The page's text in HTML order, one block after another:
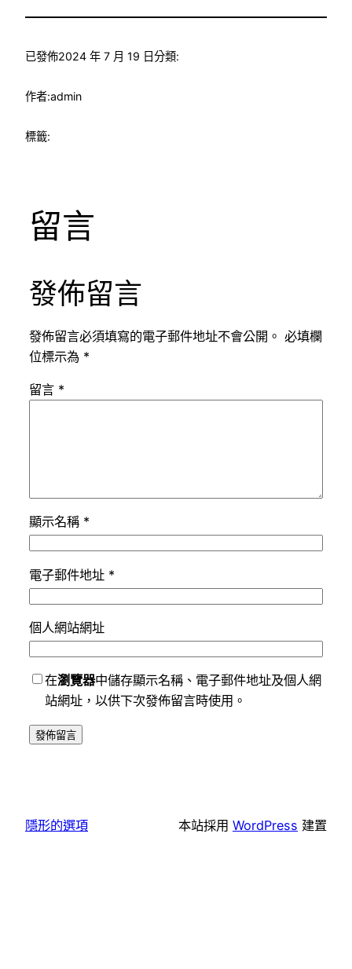
已發佈2024 年 7 月 19 日分類:
作者:admin
標籤:
留言
發佈留言
發佈留言必須填寫的電子郵件地址不會公開。 必填欄
位標示為 *
留言 *
顯示名稱 *
電子郵件地址 *
個人網站網址
在瀏覽器中儲存顯示名稱、電子郵件地址及個人網
站網址，以供下次發佈留言時使用。
隱形的選項 本站採用 WordPress 建置